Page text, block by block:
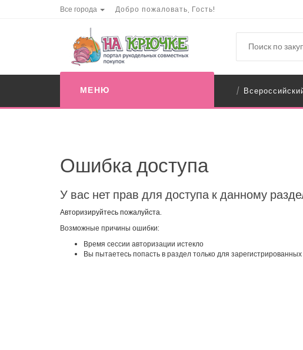
Все города Добро пожаловать, Гость!
МЕНЮ /
Ошибка доступа
У вас нет прав для доступа к данному
Авторизируйтесь пожалуйста.
Возможные причины ошибки:
Время сессии авторизации истекло
Вы пытаетесь попасть в раздел только для